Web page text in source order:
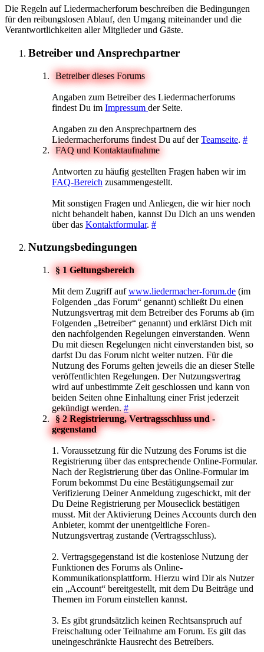
Die Regeln auf Liedermacherforum beschreiben die Bedingungen
für den reibungslosen Ablauf, den Umgang miteinander und die
Verantwortlichkeiten aller Mitglieder und Gäste.
Betreiber und Ansprechpartner
Betreiber dieses Forums
Angaben zum Betreiber des Liedermacherforums
findest Du im Impressum der Seite.
Angaben zu den Ansprechpartnern des
Liedermacherforums findest Du auf derTeamseite. #
FAQ und Kontaktaufnahme
Antworten zu häufig gestellten Fragen haben wir im
FAQ-Bereich zusammengestellt.
Mit sonstigen Fragen und Anliegen, die wir hier noch
nicht behandelt haben, kannst Du Dich an uns wenden
über das Kontaktformular. #
Nutzungsbedingungen
§ 1 Geltungsbereich
Mit dem Zugriff aufwww.liedermacher-forum.de (im
Folgenden „das Forum“ genannt) schließt Du einen
Nutzungsvertrag mit dem Betreiber des Forums ab (im
Folgenden „Betreiber“ genannt) und erklärst Dich mit
den nachfolgenden Regelungen einverstanden. Wenn
Du mit diesen Regelungen nicht einverstanden bist, so
darfst Du das Forum nicht weiter nutzen. Für die
Nutzung des Forums gelten jeweils die an dieser Stelle
veröffentlichten Regelungen. Der Nutzungsvertrag
wird auf unbestimmte Zeit geschlossen und kann von
beiden Seiten ohne Einhaltung einer Frist jederzeit
gekündigt werden.#
§ 2 Registrierung, Vertragsschluss und -
gegenstand
1. Voraussetzung für die Nutzung des Forums ist die
Registrierung über das entsprechende Online-Formular.
Nach der Registrierung über das Online-Formular im
Forum bekommst Du eine Bestätigungsemail zur
Verifizierung Deiner Anmeldung zugeschickt, mit der
Du Deine Registrierung per Mouseclick bestätigen
musst. Mit der Aktivierung Deines Accounts durch den
Anbieter, kommt der unentgeltliche Foren-
Nutzungsvertrag zustande (Vertragsschluss).
2. Vertragsgegenstand ist die kostenlose Nutzung der
Funktionen des Forums als Online-
Kommunikationsplattform. Hierzu wird Dir als Nutzer
ein „Account“ bereitgestellt, mit dem Du Beiträge und
Themen im Forum einstellen kannst.
3. Es gibt grundsätzlich keinen Rechtsanspruch auf
Freischaltung oder Teilnahme am Forum. Es gilt das
uneingeschränkte Hausrecht des Betreibers.